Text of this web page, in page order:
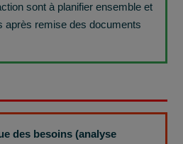
sont à planifier ensemble et
après remise des documents
des besoins (analyse